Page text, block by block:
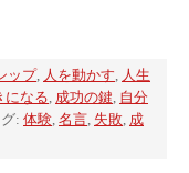
ップ, 人を動かす
人生
になる 成功の鍵 自分
: 体験 名言 失敗 成